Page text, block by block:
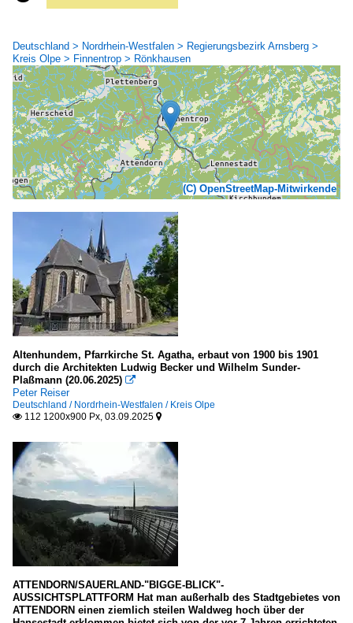
Deutschland > Nordrhein-Westfalen > Regierungsbezirk Arnsberg >
Kreis Olpe > Finnentrop > Rönkhausen
(C) OpenStreetMap-Mitwirkende
Altenhundem, Pfarrkirche St. Agatha, erbaut von 1900 bis 1901
durch die Architekten Ludwig Becker und Wilhelm Sunder-
Plaßmann (20.06.2025) 
Peter Reiser
Deutschland / Nordrhein-Westfalen / Kreis Olpe
 112 1200x900 Px, 03.09.2025 
ATTENDORN/SAUERLAND-"BIGGE-BLICK"-
AUSSICHTSPLATTFORM Hat man außerhalb des Stadtgebietes von
ATTENDORN einen ziemlich steilen Waldweg hoch über der